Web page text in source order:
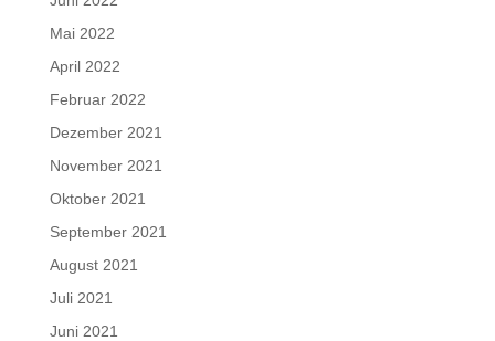
Mai 2022
April 2022
Februar 2022
Dezember 2021
November 2021
Oktober 2021
September 2021
August 2021
Juli 2021
Juni 2021